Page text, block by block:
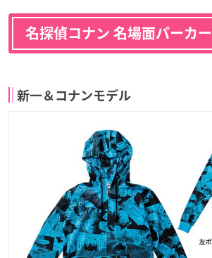
名探偵コナン 名場面パーカー
新一＆コナンモデル